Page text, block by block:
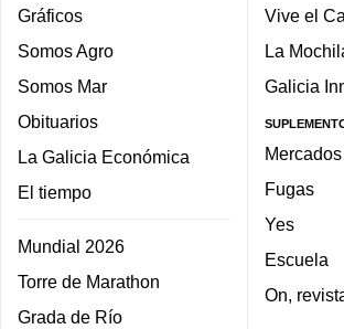
Gráficos
Somos Agro
Somos Mar
Obituarios
La Galicia Económica
El tiempo
Mundial 2026
Torre de Marathon
Grada de Río
Vive el
La
Galicia
Mercados
Fugas
Yes
Escuela
On,